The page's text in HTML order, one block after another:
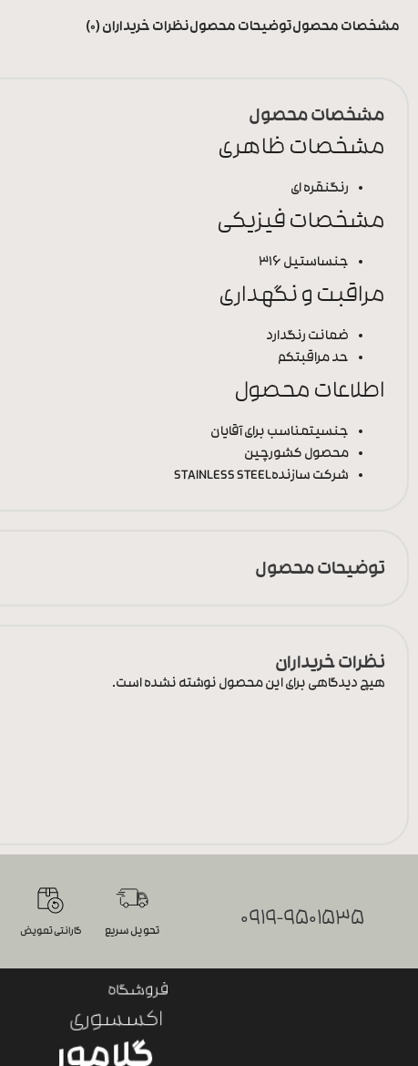
مشخصات محصولتوضیحات محصولنظرات خریداران (0)
مشخصات محصول
مشخصات ظاهری
رنگنقره ای
مشخصات فیزیکی
جنساستیل 316
مراقبت و نگهداری
ضمانت رنگدارد
حد مراقبتکم
اطلاعات محصول
جنسیتمناسب برای آقایان
محصول کشورچین
شرکت سازندهSTAINLESS STEEL
توضیحات محصول
نظرات خریداران
هیچ دیدگاهی برای این محصول نوشته نشده است.
0919-9501535 تحویل سریع گارانتی تعویض